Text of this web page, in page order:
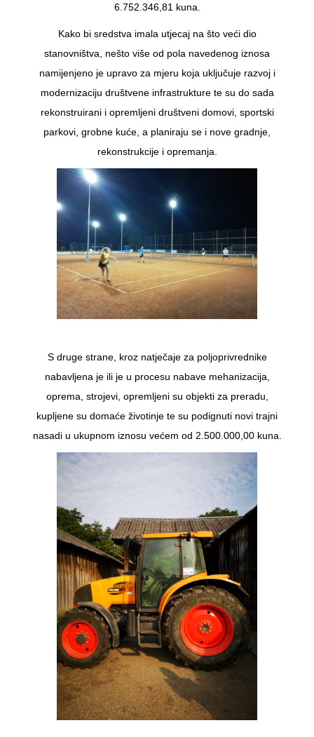
6.752.346,81 kuna.
Kako bi sredstva imala utjecaj na što veći dio
stanovništva, nešto više od pola navedenog iznosa
namijenjeno je upravo za mjeru koja uključuje razvoj i
modernizaciju društvene infrastrukture te su do sada
rekonstruirani i opremljeni društveni domovi, sportski
parkovi, grobne kuće, a planiraju se i nove gradnje,
rekonstrukcije i opremanja.
S druge strane, kroz natječaje za poljoprivrednike
nabavljena je ili je u procesu nabave mehanizacija,
oprema, strojevi, opremljeni su objekti za preradu,
kupljene su domaće životinje te su podignuti novi trajni
nasadi u ukupnom iznosu većem od 2.500.000,00 kuna.